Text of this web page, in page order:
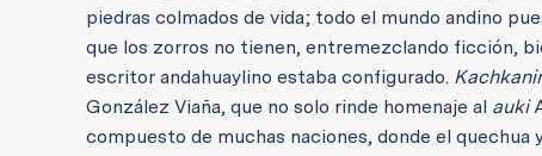
piedras colmados de vida; todo el mundo andino
que los zorros no tienen, entremezclando ficción,
escritor andahuaylino estaba configurado.
González Viaña, que no solo rinde homenaje al auki
compuesto de muchas naciones, donde el